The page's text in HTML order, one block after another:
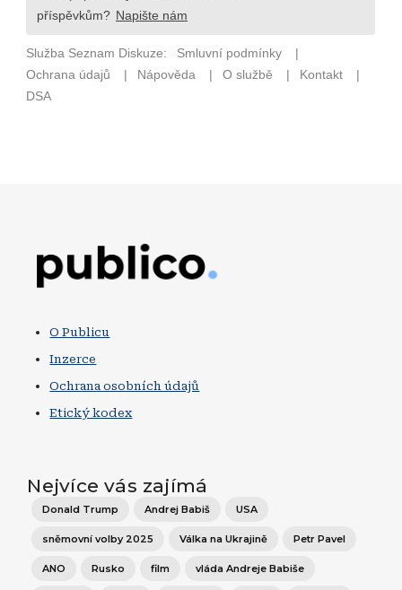
O Publicu
Inzerce
Ochrana osobních údajů
Etický kodex
Nejvíce vás zajímá
Donald Trump Andrej Babiš USA
sněmovní volby 2025 Válka na Ukrajině Petr Pavel
ANO Rusko film vláda Andreje Babiše